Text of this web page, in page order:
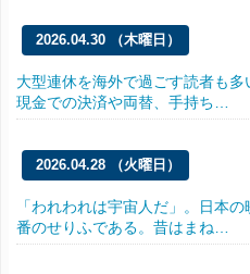
2026.04.30 （木曜日）
大型連休を海外で過ごす読者も
現金での決済や両替、手持ち…
2026.04.28 （火曜日）
「われわれは宇宙人だ」。日本
番のせりふである。昔はまね…